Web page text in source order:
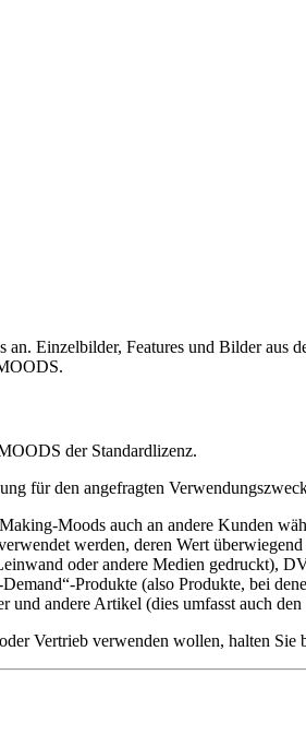
Einzelbilder, Features und Bilder aus
der Standardlizenz.
für den angefragten
Moods auch an andere Kunden
werden, deren Wert
oder andere Medien gedruckt),
Produkte (also Produkte, bei
und andere Artikel (dies umfasst auch
Vertrieb verwenden wollen, halten